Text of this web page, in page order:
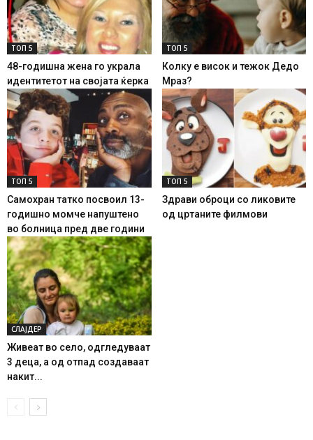
ТОП 5
48-годишна жена го украла
идентитетот на својата ќерка
ТОП 5
Колку е висок и тежок Дедо
Мраз?
ТОП 5
Самохран татко посвоил 13-
годишно момче напуштено
во болница пред две години
ТОП 5
Здрави оброци со ликовите
од цртаните филмови
СЛАЈДЕР
Живеат во село, одгледуваат
3 деца, а од отпад создаваат
накит...